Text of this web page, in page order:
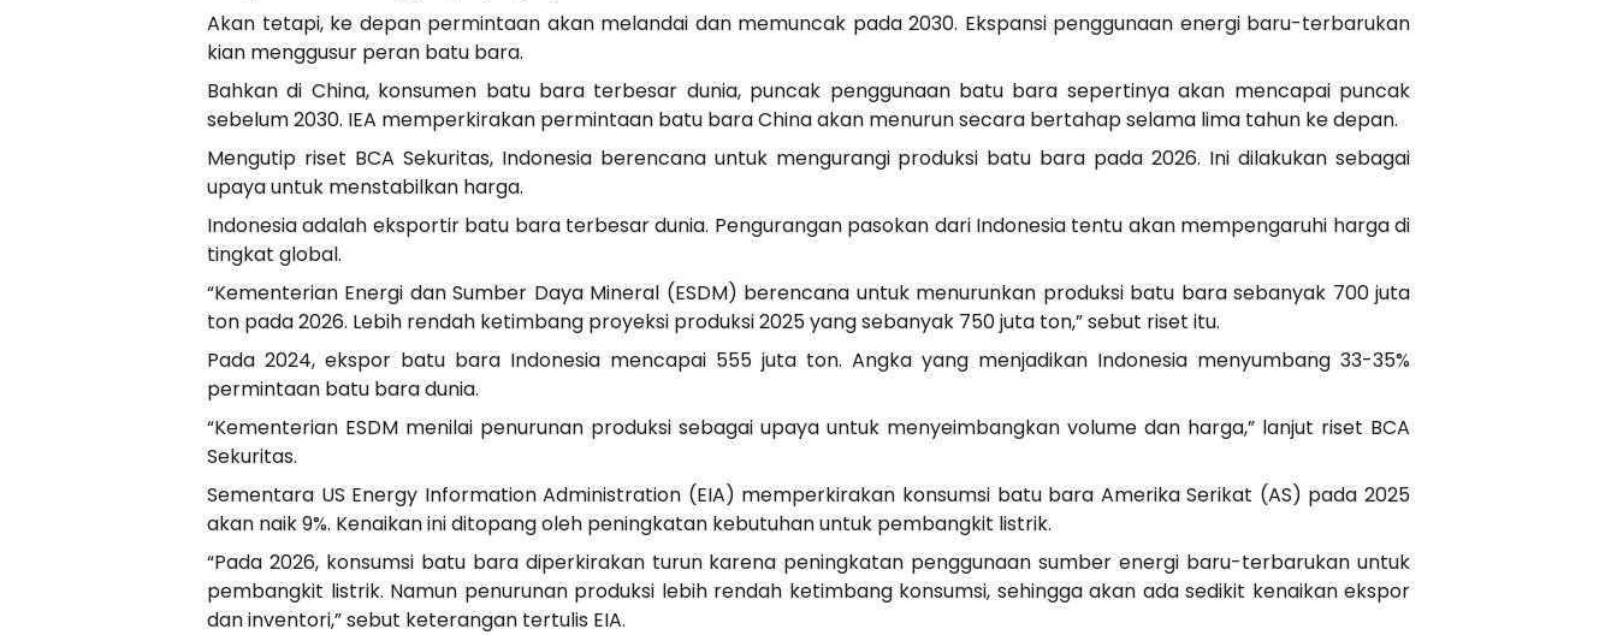
Akan tetapi, ke depan permintaan akan melandai dan memuncak pada 2030. Ekspansi penggunaan energi baru-terbarukan
kian menggusur peran batu bara.
Bahkan di China, konsumen batu bara terbesar dunia, puncak penggunaan batu bara sepertinya akan mencapai puncak
sebelum 2030. IEA memperkirakan permintaan batu bara China akan menurun secara bertahap selama lima tahun ke depan.
Mengutip riset BCA Sekuritas, Indonesia berencana untuk mengurangi produksi batu bara pada 2026. Ini dilakukan sebagai
upaya untuk menstabilkan harga.
Indonesia adalah eksportir batu bara terbesar dunia. Pengurangan pasokan dari Indonesia tentu akan mempengaruhi harga di
tingkat global.
“Kementerian Energi dan Sumber Daya Mineral (ESDM) berencana untuk menurunkan produksi batu bara sebanyak 700 juta
ton pada 2026. Lebih rendah ketimbang proyeksi produksi 2025 yang sebanyak 750 juta ton,” sebut riset itu.
Pada 2024, ekspor batu bara Indonesia mencapai 555 juta ton. Angka yang menjadikan Indonesia menyumbang 33-35%
permintaan batu bara dunia.
“Kementerian ESDM menilai penurunan produksi sebagai upaya untuk menyeimbangkan volume dan harga,” lanjut riset BCA
Sekuritas.
Sementara US Energy Information Administration (EIA) memperkirakan konsumsi batu bara Amerika Serikat (AS) pada 2025
akan naik 9%. Kenaikan ini ditopang oleh peningkatan kebutuhan untuk pembangkit listrik.
“Pada 2026, konsumsi batu bara diperkirakan turun karena peningkatan penggunaan sumber energi baru-terbarukan untuk
pembangkit listrik. Namun penurunan produksi lebih rendah ketimbang konsumsi, sehingga akan ada sedikit kenaikan ekspor
dan inventori,” sebut keterangan tertulis EIA.